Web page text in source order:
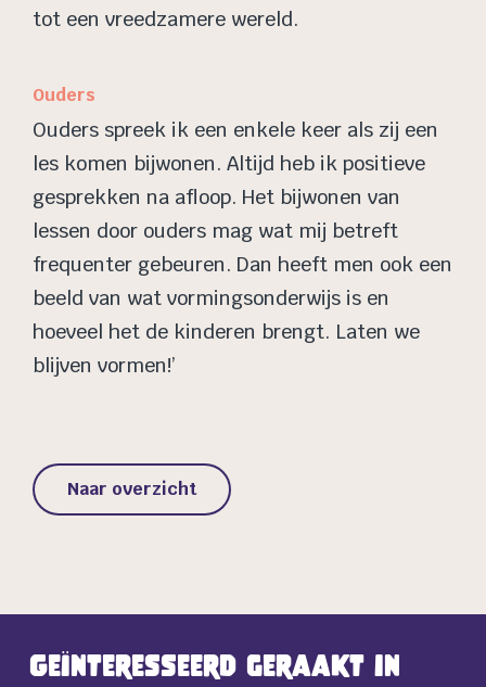
tot een vreedzamere wereld.
Ouders
Ouders spreek ik een enkele keer als zij een
les komen bijwonen. Altijd heb ik positieve
gesprekken na afloop. Het bijwonen van
lessen door ouders mag wat mij betreft
frequenter gebeuren. Dan heeft men ook een
beeld van wat vormingsonderwijs is en
hoeveel het de kinderen brengt. Laten we
blijven vormen!’
Naar overzicht
Geïnteresseerd geraakt in